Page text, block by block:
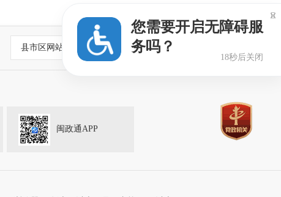
县市区网站
闽政通APP
您需要开启无障碍服
务吗？
17秒后关闭
